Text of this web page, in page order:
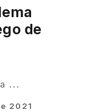
de
...
2021